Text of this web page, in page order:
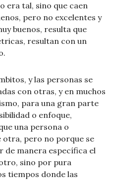
era tal, sino que caen
pero no excelentes y
buenos, resulta que
resultan con un
y las personas se
con otras, y en muchos
para una gran parte
o enfoque,
una persona o
otra, pero no porque se
de manera específica el
sino por pura
tiempos donde las